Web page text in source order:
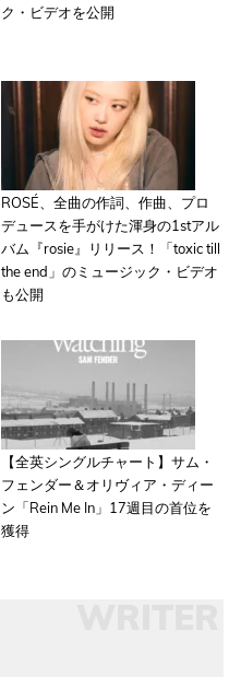
ク・ビデオを公開
ROSÉ、全曲の作詞、作曲、プロ
デュースを手がけた渾身の1stアル
バム『rosie』リリース！「toxic till
the end」のミュージック・ビデオ
も公開
【全英シングルチャート】サム・
フェンダー＆オリヴィア・ディー
ン「Rein Me In」17週目の首位を
獲得